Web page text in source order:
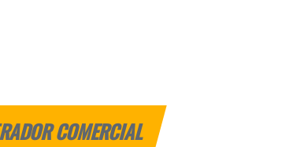
COMERCIAL